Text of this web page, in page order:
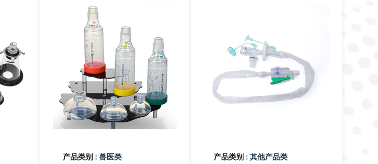
产品类别 : 兽医类 产品类别 : 其他产品类